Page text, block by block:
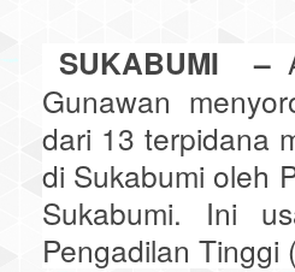
SUKABUMI –
Gunawan
dari 13 terpidana
di Sukabumi oleh
Sukabumi. Ini
Pengadilan Tinggi